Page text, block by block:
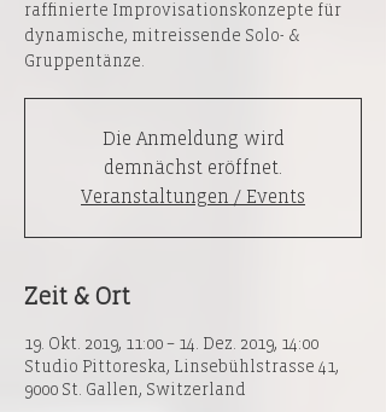
raffinierte Improvisationskonzepte für
dynamische, mitreissende Solo- &
Gruppentänze.
Die Anmeldung wird
demnächst eröffnet.
Veranstaltungen / Events
Zeit & Ort
19. Okt. 2019, 11:00 – 14. Dez. 2019, 14:00
Studio Pittoreska, Linsebühlstrasse 41,
9000 St. Gallen, Switzerland